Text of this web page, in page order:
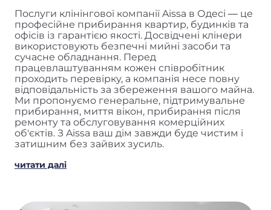
Послуги клінінгової компанії Aissa в Одесі — це
професійне прибирання квартир, будинків та
офісів із гарантією якості. Досвідчені клінери
використовують безпечні мийні засоби та
сучасне обладнання. Перед
працевлаштуванням кожен співробітник
проходить перевірку, а компанія несе повну
відповідальність за збереження вашого майна.
Ми пропонуємо генеральне, підтримувальне
прибирання, миття вікон, прибирання після
ремонту та обслуговування комерційних
об'єктів. З Aissa ваш дім завжди буде чистим і
затишним без зайвих зусиль.
читати далі